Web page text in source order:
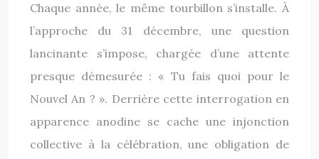
Chaque année, le même tourbillon s’installe. À
l’approche du 31 décembre, une question
lancinante s’impose, chargée d’une attente
presque démesurée : « Tu fais quoi pour le
Nouvel An ? ». Derrière cette interrogation en
apparence anodine se cache une injonction
collective à la célébration, une obligation de